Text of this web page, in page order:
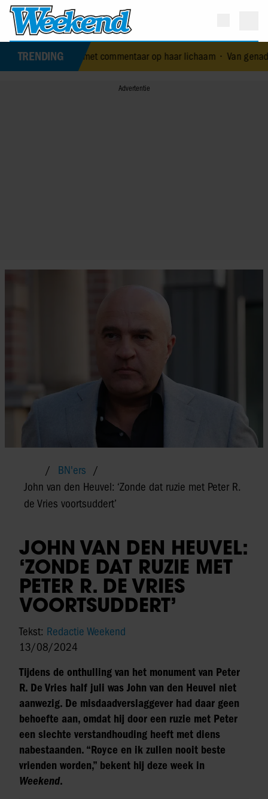
TRENDING
klaar met commentaar op haar lichaam•Van genadeloze
BN'ers
John van den Heuvel: ‘Zonde dat ruzie met Peter R.
de Vries voortsuddert’
JOHN VAN DEN HEUVEL:
‘ZONDE DAT RUZIE MET
PETER R. DE VRIES
VOORTSUDDERT’
Tekst: Redactie Weekend
13/08/2024
Tijdens de onthulling van het monument van Peter
R. De Vries half juli was John van den Heuvel niet
aanwezig. De misdaadverslaggever had daar geen
behoefte aan, omdat hij door een ruzie met Peter
een slechte verstandhouding heeft met diens
nabestaanden. “Royce en ik zullen nooit beste
vrienden worden,” bekent hij deze week in
Weekend.